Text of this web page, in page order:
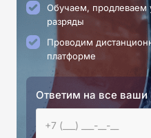
Обучаем, продлеваем
разряды
Проводим
платформе
Ответим на все ваши